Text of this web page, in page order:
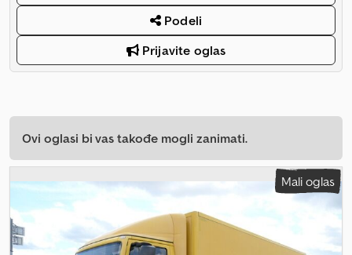
Podeli
Prijavite oglas
Ovi oglasi bi vas takođe mogli zanimati.
Mali oglas